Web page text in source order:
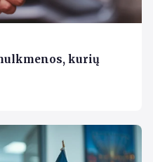
kurių